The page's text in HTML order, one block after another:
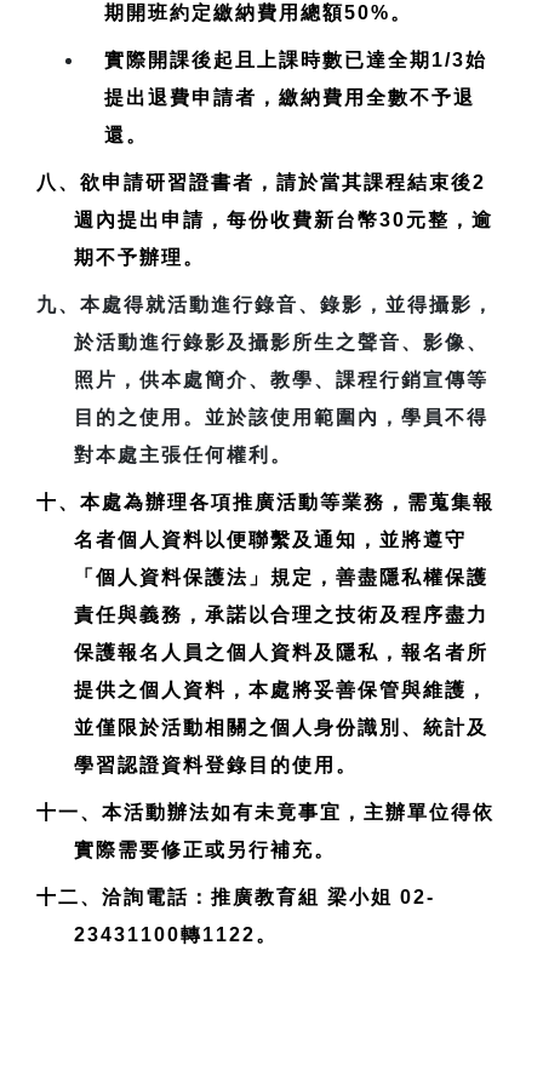
期開班約定繳納費用總額50%。
實際開課後起且上課時數已達全期1/3始
提出退費申請者，繳納費用全數不予退
還。
八、欲申請研習證書者，請於當其課程結束後2
週內提出申請，每份收費新台幣30元整，逾
期不予辦理。
九、本處得就活動進行錄音、錄影，並得攝影，
於活動進行錄影及攝影所生之聲音、影像、
照片，供本處簡介、教學、課程行銷宣傳等
目的之使用。並於該使用範圍內，學員不得
對本處主張任何權利。
十、本處為辦理各項推廣活動等業務，需蒐集報
名者個人資料以便聯繫及通知，並將遵守
「個人資料保護法」規定，善盡隱私權保護
責任與義務，承諾以合理之技術及程序盡力
保護報名人員之個人資料及隱私，報名者所
提供之個人資料，本處將妥善保管與維護，
並僅限於活動相關之個人身份識別、統計及
學習認證資料登錄目的使用。
十一、本活動辦法如有未竟事宜，主辦單位得依
實際需要修正或另行補充。
十二、洽詢電話：推廣教育組 梁小姐 02-
23431100轉1122。